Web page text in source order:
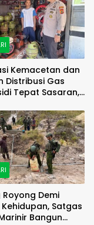
Kemacetan dan
Distribusi Gas
Tepat Sasaran,
Demi
Satgas
Bangun